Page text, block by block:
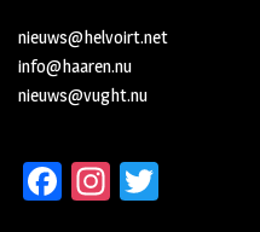
nieuws@helvoirt.net
info@haaren.nu
nieuws@vught.nu
Fa In